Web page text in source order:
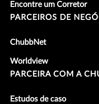
Encontre um Corretor
PARCEIROS DE
ChubbNet
Worldview
PARCEIRA COM A
Estudos de caso